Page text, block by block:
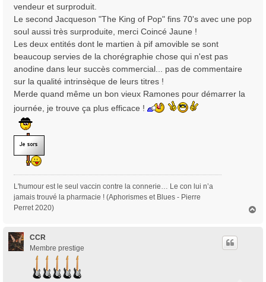
vendeur et surproduit.
Le second Jacqueson "The King of Pop" fins 70's avec une pop
soul aussi très surproduite, merci Coincé Jaune !
Les deux entités dont le martien à pif amovible se sont
beaucoup servies de la chorégraphie chose qui n'est pas
anodine dans leur succès commercial... pas de commentaire
sur la qualité intrinsèque de leurs titres !
Merde quand même un bon vieux Ramones pour démarrer la
journée, je trouve ça plus efficace !
L'humour est le seul vaccin contre la connerie… Le con lui n’a
jamais trouvé la pharmacie ! (Aphorismes et Blues - Pierre
Perret 2020)
CCR
Membre prestige